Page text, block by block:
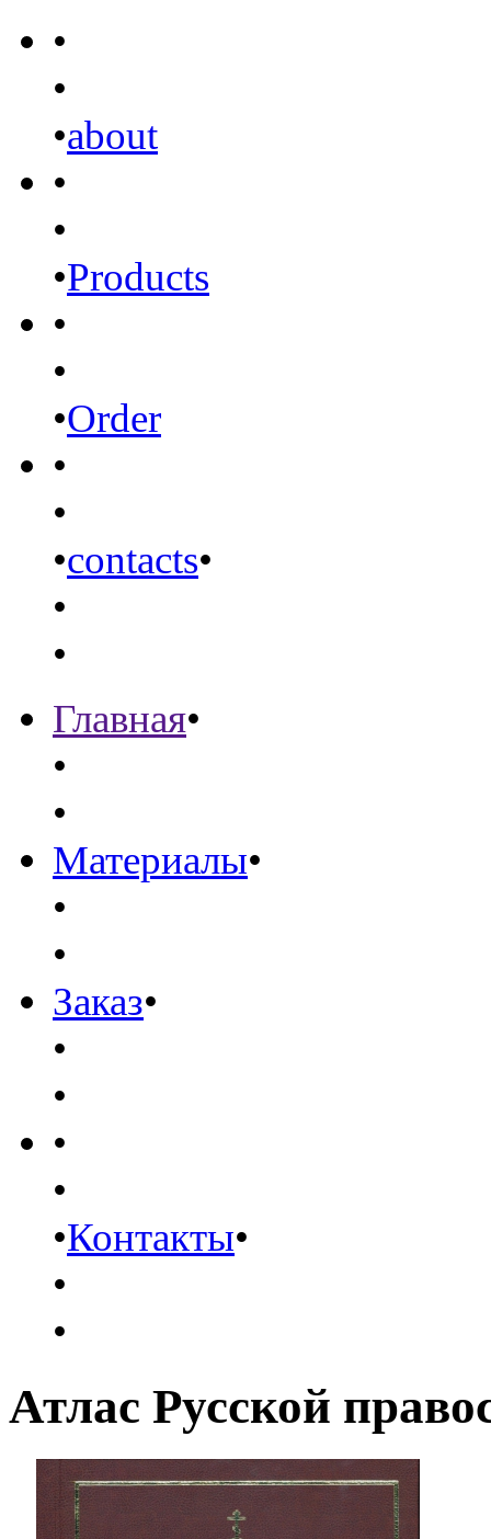
•
•
•about
•
•
•Products
•
•
•Order
•
•
•contacts•
•
•
Главная•
•
•
Материалы•
•
•
Заказ•
•
•
•
•
•Контакты•
•
•
Атлас Русской